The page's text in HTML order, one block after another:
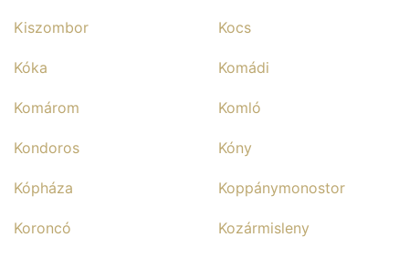
Kiszombor Kocs
Kóka Komádi
Komárom Komló
Kondoros Kóny
Kópháza Koppánymonostor
Koroncó Kozármisleny